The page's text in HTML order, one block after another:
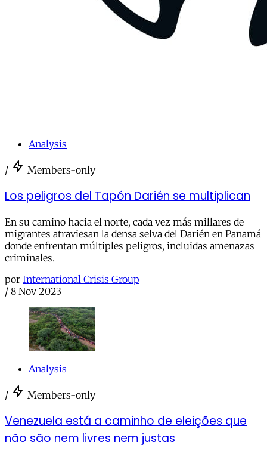
Analysis
/ Members-only
Los peligros del Tapón Darién se multiplican
En su camino hacia el norte, cada vez más millares de
migrantes atraviesan la densa selva del Darién en Panamá
donde enfrentan múltiples peligros, incluidas amenazas
criminales.
por International Crisis Group
/ 8 Nov 2023
Analysis
/ Members-only
Venezuela está a caminho de eleições que
não são nem livres nem justas